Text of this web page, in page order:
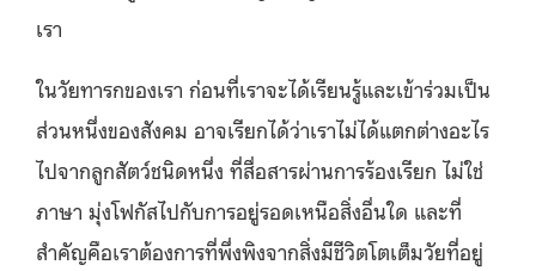
เรา
ในวัยทารกของเรา ก่อนที่เราจะได้เรียนรู้และเข้าร่วมเป็น
ส่วนหนึ่งของสังคม อาจเรียกได้ว่าเราไม่ได้แตกต่างอะไร
ไปจากลูกสัตว์ชนิดหนึ่ง ที่สื่อสารผ่านการร้องเรียก ไม่ใช่
ภาษา มุ่งโฟกัสไปกับการอยู่รอดเหนือสิ่งอื่นใด และที่
สำคัญคือเราต้องการที่พึ่งพิงจากสิ่งมีชีวิตโตเต็มวัยที่อยู่